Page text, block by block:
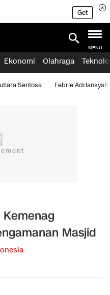
Get
MENU
Ekonomi Olahraga
Sentosa Febrie Adriansyah
Masjid